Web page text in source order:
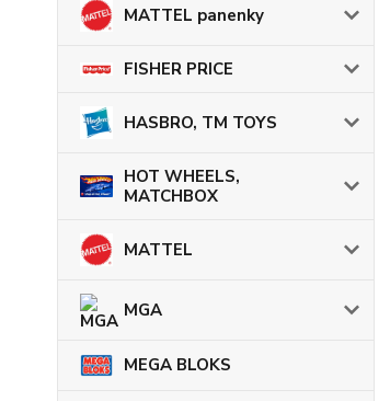
MATTEL panenky
FISHER PRICE
HASBRO, TM TOYS
HOT WHEELS,
MATCHBOX
MATTEL
MGA
MEGA BLOKS